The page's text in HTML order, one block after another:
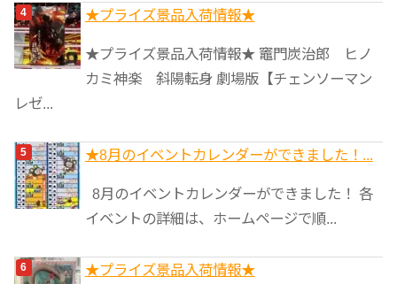
★プライズ景品入荷情報★
★プライズ景品入荷情報★ 竈門炭治郎 ヒノ
カミ神楽 斜陽転身 劇場版【チェンソーマン
レゼ...
★8月のイベントカレンダーができました！...
8月のイベントカレンダーができました！ 各
イベントの詳細は、ホームページで順...
★プライズ景品入荷情報★